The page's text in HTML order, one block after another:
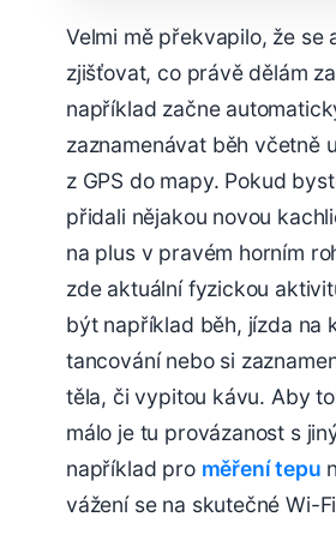
Velmi mě překvapilo, že se
zjišťovat, co právě dělám
například začne
zaznamenávat běh včetně
z GPS do mapy. Pokud
přidali nějakou novou
na plus v pravém horním
zde aktuální fyzickou
být například běh, jízda na
tancování nebo si
těla, či vypitou kávu. Aby
málo je tu provázanost s
například pro měření tepu
vážení se na skutečné Wi-